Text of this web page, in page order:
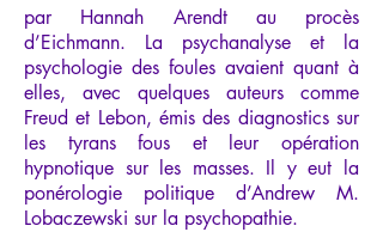
par Hannah Arendt au procès
d’Eichmann. La psychanalyse et la
psychologie des foules avaient quant à
elles, avec quelques auteurs comme
Freud et Lebon, émis des diagnostics sur
les tyrans fous et leur opération
hypnotique sur les masses. Il y eut la
ponérologie politique d’Andrew M.
Lobaczewski sur la psychopathie.